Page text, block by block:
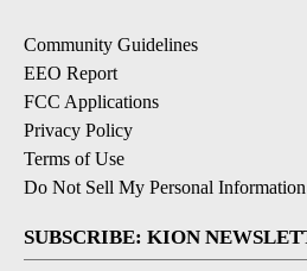
Community Guidelines
EEO Report
FCC Applications
Privacy Policy
Terms of Use
Do Not Sell My Personal Information
SUBSCRIBE: KION